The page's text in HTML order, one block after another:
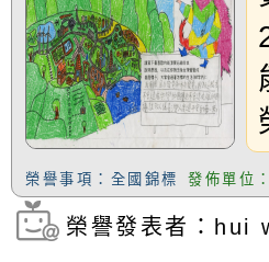
座」、「
家庭好時
而立》蘆
成果分享
學辦理
充實方案
覺暫留創
檢送桃園
字稿及
有關桃園
學辦理
充實方案
角色驅動
「學生申
關事項
檢送行政
月份公共
台北松山
榮譽事項：全國錦標 發佈單位
榮譽發表者：hui